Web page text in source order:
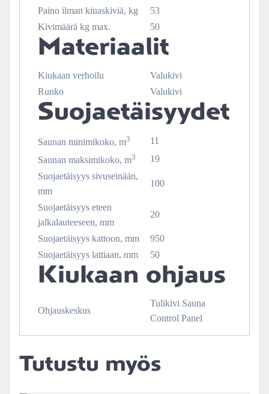
Paino ilman kiuaskiviä, kg
53
Kivimäärä kg max.
50
Materiaalit
Kiukaan verhoilu
Valukivi
Runko
Valukivi
Suojaetäisyydet
Saunan minimikoko, m3
11
Saunan maksimikoko, m3
19
Suojaetäisyys sivuseinään,
mm
100
Suojaetäisyys eteen
jalkalauteeseen, mm
20
Suojaetäisyys kattoon, mm
950
Suojaetäisyys lattiaan, mm
50
Kiukaan ohjaus
Ohjauskeskus
Tulikivi Sauna
Control Panel
Tutustu myös